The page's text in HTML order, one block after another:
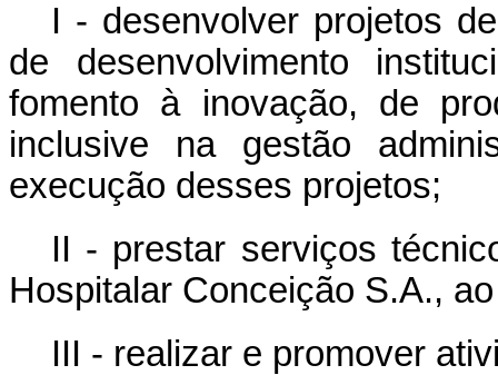
I - desenvolver projetos
de desenvolvimento
fomento à inovação, de
inclusive na gestão
execução desses projetos;
II - prestar serviços
Hospitalar Conceição S.A.,
III - realizar e promover